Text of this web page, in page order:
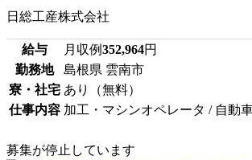
日総工産株式会社
給与 月収例352,964円
勤務地
島根県 雲南市
寮・社宅 あり（無料）
仕事内容 加工・マシンオペレータ / 自動
募集が停止しています